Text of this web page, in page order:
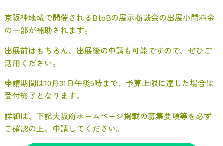
京阪神地域で開催されるBtoBの展示商談会の出展小間料金
の一部が補助されます。
出展前はもちろん、出展後の申請も可能ですので、ぜひご
活用ください。
申請期間は10月31日午後5時まで、予算上限に達した場合は
受付終了となります。
詳細は、下記大阪府ホームページ掲載の募集要項等を必ず
ご確認の上、申請してください。